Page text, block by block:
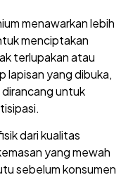
menawarkan lebih
menciptakan
terlupakan atau
lapisan yang dibuka,
untuk
dari kualitas
yang mewah
sebelum konsumen